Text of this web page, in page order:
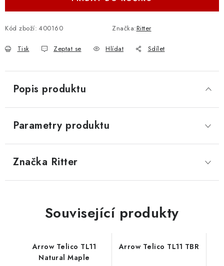
Kód zboží: 400160 Značka:Ritter
Tisk Zeptat se Hlídat Sdílet
Popis produktu
Parametry produktu
Značka Ritter
Související produkty
Arrow Telico TL11
Natural Maple
Arrow Telico TL11 TBR